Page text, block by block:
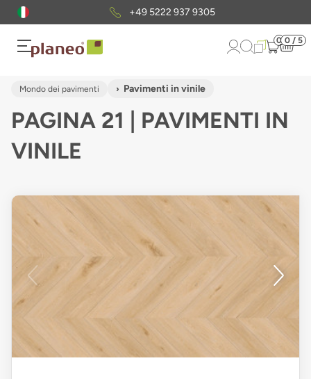
Pacchetto di campionigratuiti
0 0 / 5
Mondo dei pavimenti Pavimenti in vinile
PAGINA 21 | PAVIMENTI IN
VINILE